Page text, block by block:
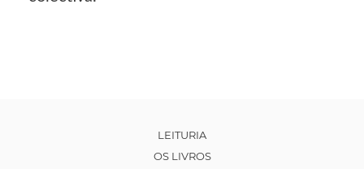
LEITURIA
OS LIVROS